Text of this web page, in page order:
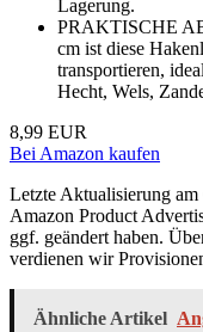
Lagerung.
PRAKTISCHE
cm ist diese
transportieren,
Hecht, Wels,
8,99 EUR
Bei Amazon kaufen
Letzte Aktualisierung
Amazon Product
ggf. geändert haben.
verdienen wir
Ähnliche Artikel